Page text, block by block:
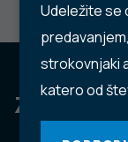
Udeležite se
strokovnjaki
katero od
Za dobro